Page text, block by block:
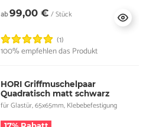
ab99,00 € / Stück
(1)
100% empfehlen das Produkt
HORI Griffmuschelpaar
Quadratisch matt schwarz
für Glastür, 65x65mm, Klebebefestigung
17% Rabatt